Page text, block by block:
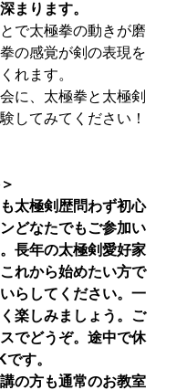
まります。
で太極拳の動きが磨
の感覚が剣の表現を
れます。
に、太極拳と太極剣
してみてください！
太極剣歴問わず初心
どなたでもご参加い
長年の太極剣愛好家
れから始めたい方で
らしてください。一
楽しみましょう。ご
でどうぞ。途中で休
す。
の方も通常のお教室